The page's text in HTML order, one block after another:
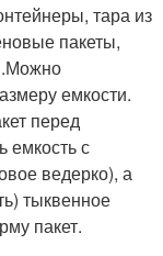
тара из
пакеты,
емкости.
перед
емкость с
ведерко), а
тыквенное
пакет.